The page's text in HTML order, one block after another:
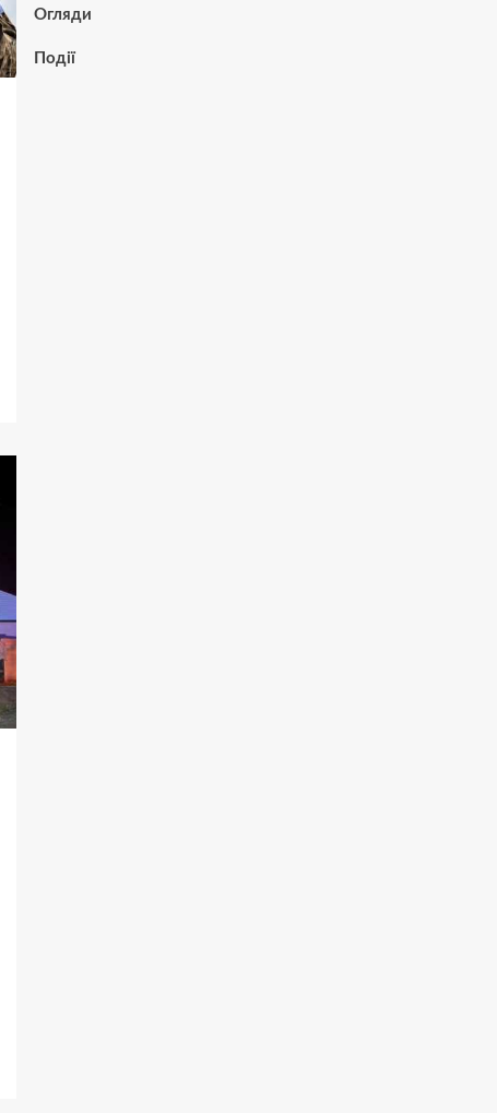
Огляди
Події